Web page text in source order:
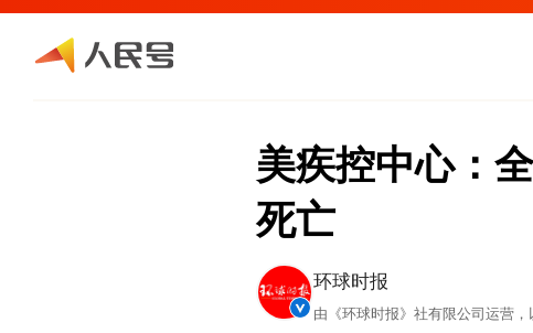
美疾控中心：
死亡
环球时报
由《环球时报》社有限公司运营